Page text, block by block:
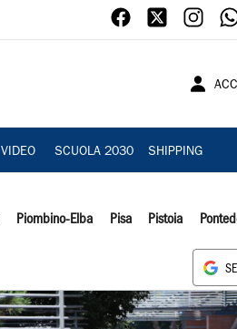
VIDEO SCUOLA 2030 SHIPPING
Piombino-Elba Pisa Pistoia